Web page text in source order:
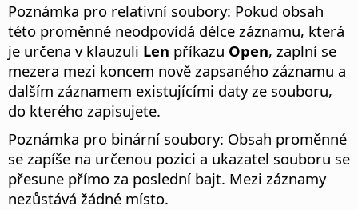
Poznámka pro relativní soubory: Pokud obsah
této proměnné neodpovídá délce záznamu, která
je určena v klauzuli Len příkazu Open, zaplní se
mezera mezi koncem nově zapsaného záznamu a
dalším záznamem existujícími daty ze souboru,
do kterého zapisujete.
Poznámka pro binární soubory: Obsah proměnné
se zapíše na určenou pozici a ukazatel souboru se
přesune přímo za poslední bajt. Mezi záznamy
nezůstává žádné místo.